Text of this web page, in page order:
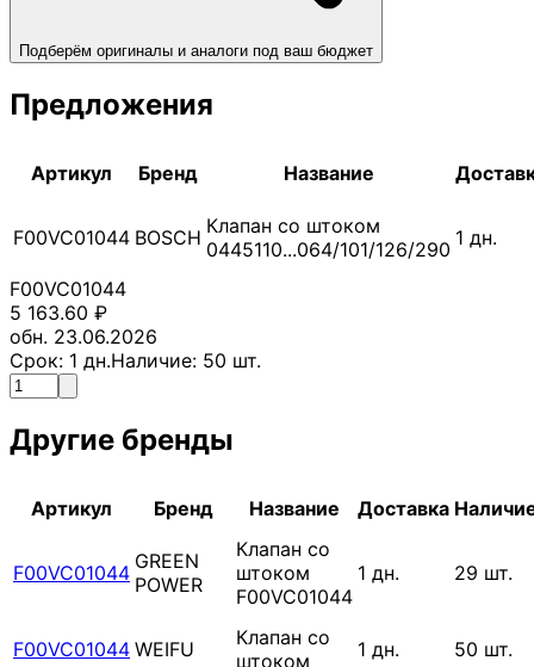
Подберём оригиналы и аналоги под ваш бюджет
Предложения
Артикул Бренд Название
F00VC01044 BOSCH Клапан со штоком
0445110...064/101/126/290 1 дн.
F00VC01044
5 163.60 ₽
обн. 23.06.2026
Срок: 1 дн.Наличие: 50 шт.
Другие бренды
Артикул Бренд Название Доставка
F00VC01044 GREEN
POWER
Клапан со
штоком
F00VC01044
1 дн. 29 шт.
F00VC01044 WEIFU
Клапан со
штоком
1 дн. 50 шт.